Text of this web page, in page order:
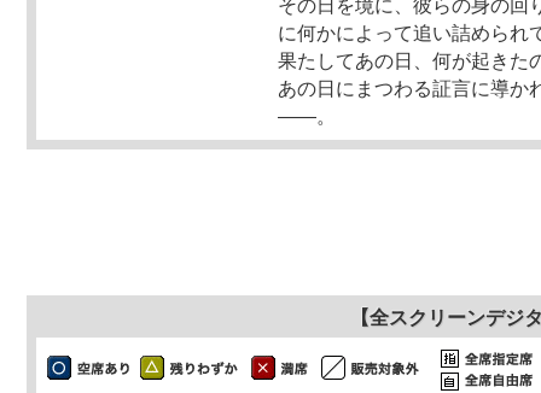
その日を境に、彼らの身の回
に何かによって追い詰められ
果たしてあの日、何が起きた
あの日にまつわる証言に導か
――。
【全スクリーンデジ